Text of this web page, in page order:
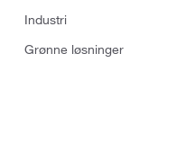
Industri
Grønne løsninger